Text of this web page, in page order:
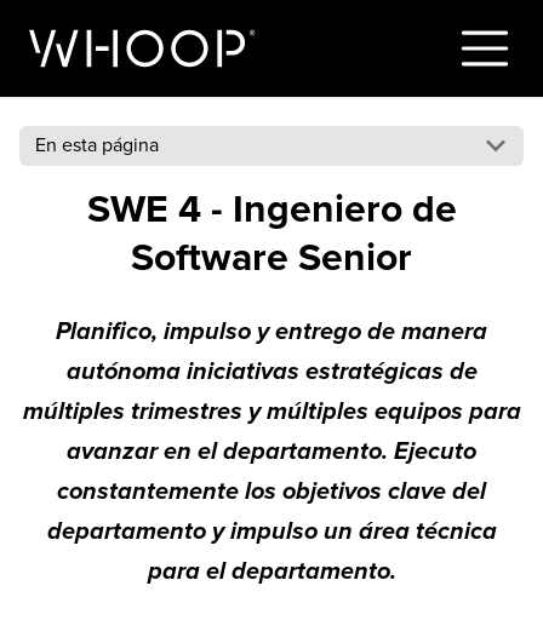
En esta página
SWE 4 - Ingeniero de
Software Senior
Planifico, impulso y entrego de manera
autónoma iniciativas estratégicas de
múltiples trimestres y múltiples equipos para
avanzar en el departamento. Ejecuto
constantemente los objetivos clave del
departamento y impulso un área técnica
para el departamento.